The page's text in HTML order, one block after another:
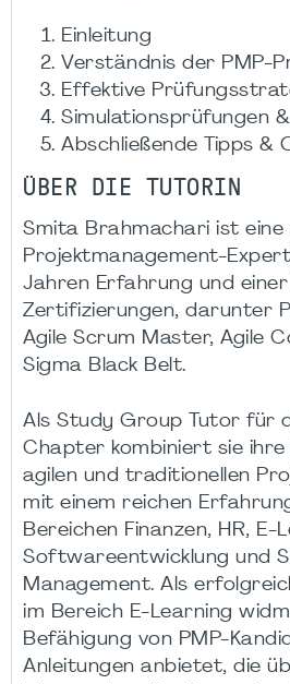
Einleitung
Verständnis der PMP-
Effektive
Simulationsprüfungen
Abschließende Tipps &
ÜBER DIE TUTORIN
Smita Brahmachari ist
Projektmanagement-
Jahren Erfahrung und einer
Zertifizierungen, darunter
Agile Scrum Master, Agile
Sigma Black Belt.
Als Study Group Tutor für
Chapter kombiniert sie ihre
agilen und traditionellen
mit einem reichen
Bereichen Finanzen, HR, E-
Softwareentwicklung und
Management. Als
im Bereich E-Learning
Befähigung von PMP-
Anleitungen anbietet, die